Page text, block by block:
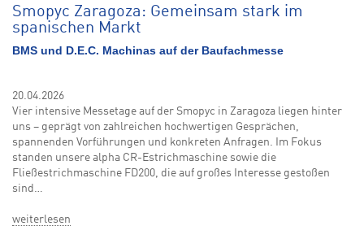
Smopyc Zaragoza: Gemeinsam stark im
spanischen Markt
BMS und D.E.C. Machinas auf der Baufachmesse
20.04.2026
Vier intensive Messetage auf der Smopyc in Zaragoza liegen hinter
uns – geprägt von zahlreichen hochwertigen Gesprächen,
spannenden Vorführungen und konkreten Anfragen. Im Fokus
standen unsere alpha CR-Estrichmaschine sowie die
Fließestrichmaschine FD200, die auf großes Interesse gestoßen
sind…
weiterlesen